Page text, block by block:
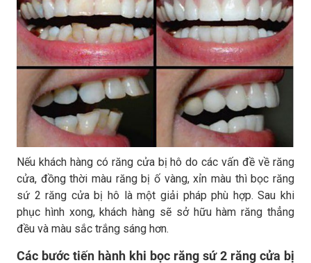
Nếu khách hàng có răng cửa bị hô do các vấn đề về răng
cửa, đồng thời màu răng bị ố vàng, xỉn màu thì bọc răng
sứ 2 răng cửa bị hô là một giải pháp phù hợp. Sau khi
phục hình xong, khách hàng sẽ sở hữu hàm răng thẳng
đều và màu sắc trắng sáng hơn.
Các bước tiến hành khi bọc răng sứ 2 răng cửa bị